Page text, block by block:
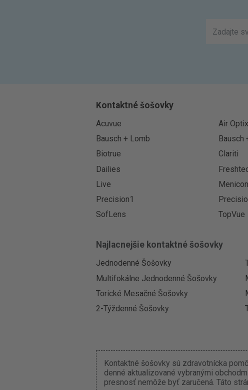
Kontaktné šošovky
Acuvue Air Optix
Bausch + Lomb
Bausch
Biotrue
Clariti
Dailies
Live
Menicon
Precision1
SofLens
TopVue
Najlacnejšie kontaktné šošovky
Jednodenné Šošovky
Multifokálne Jednodenné Šošovky
Torické Mesačné Šošovky
2-Týždenné Šošovky
Kontaktné šošovky sú zdravotnícka
denné aktualizované vybranými
presnosť nemôže byť zaručená. Táto